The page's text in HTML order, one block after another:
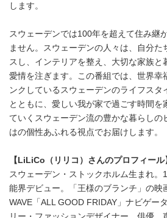
します。
スウェーデンでは100年を超えて住み継
ません。スウェーデンの人々は、自分た
スし、インテリアを整え、大切な家族と
愛情を注ぎます。この番組では、世界幸
ンクしているスウェーデンのライフスタ
とともに、愛しい我が家で過ごす時間を
ていくスウェーデン流の豊かな暮らしの
はの個性あふれる視点でお届けします。
【LiLiCo（リリコ）さんのプロフィール
スウェーデン・ストックホルム生まれ
能界デビュー。「王様のブランチ」の映
WAVE「ALL GOOD FRIDAY」ナビゲー